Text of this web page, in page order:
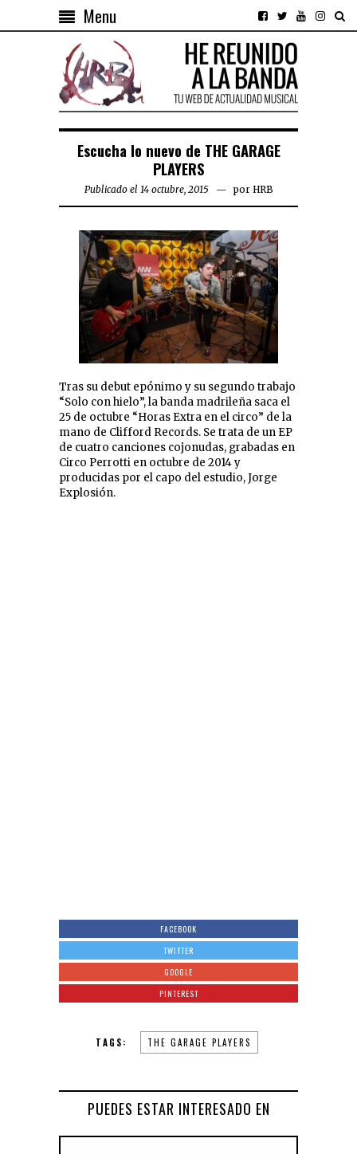
Menu
Escucha lo nuevo de THE GARAGE
PLAYERS
Publicado el 14 octubre, 2015 por HRB
Tras su debut epónimo y su segundo trabajo
“Solo con hielo”, la banda madrileña saca el
25 de octubre “Horas Extra en el circo” de la
mano de Clifford Records. Se trata de un EP
de cuatro canciones cojonudas, grabadas en
Circo Perrotti en octubre de 2014 y
producidas por el capo del estudio, Jorge
Explosión.
FACEBOOK
TWITTER
GOOGLE
PINTEREST
TAGS: THE GARAGE PLAYERS
PUEDES ESTAR INTERESADO EN